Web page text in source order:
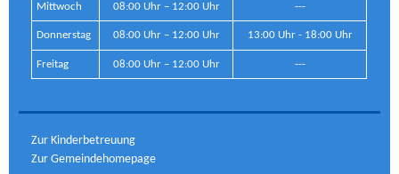
Mittwoch 08:00 Uhr – 12:00 Uhr ---
Donnerstag 08:00 Uhr – 12:00 Uhr 13:00 Uhr - 18:00 Uhr
Freitag 08:00 Uhr – 12:00 Uhr ---
Zur Kinderbetreuung
Zur Gemeindehomepage